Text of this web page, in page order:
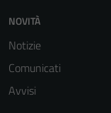
NOVITÀ
Notizie
Comunicati
Avvisi